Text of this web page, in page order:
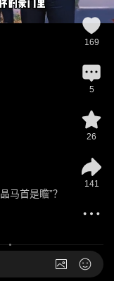
马首是瞻”？
169
5
26
141